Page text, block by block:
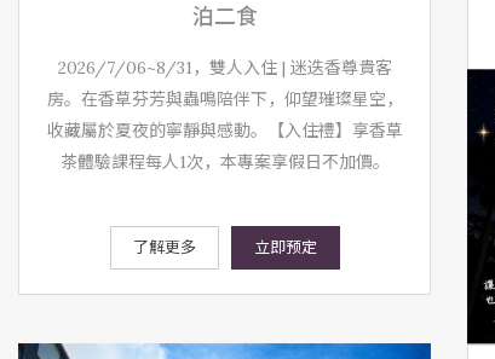
泊二食
2026/7/06~8/31，雙人入住 | 迷迭香尊貴客
房。在香草芬芳與蟲鳴陪伴下，仰望璀璨星空，
收藏屬於夏夜的寧靜與感動。【入住禮】享香草
茶體驗課程每人1次，本專案享假日不加價。
了解更多 立即预定